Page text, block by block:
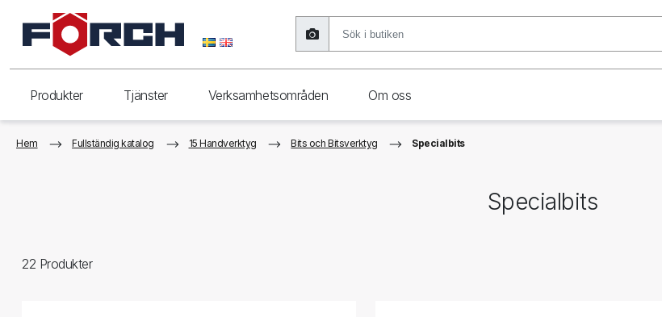
Produkter Tjänster Verksamhetsområden Om oss
Hem Fullständig katalog 15 Handverktyg Bits och Bitsverktyg Specialbits
Specialbits
22 Produkter